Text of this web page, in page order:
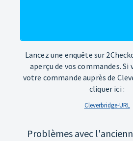
Lancez une enquête sur
aperçu de vos commandes. Si
votre commande auprès de
cliquer ici :
Cleverbridge-URL
Problèmes avec